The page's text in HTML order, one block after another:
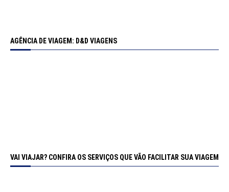
AGÊNCIA DE VIAGEM: D&D VIAGENS
VAI VIAJAR? CONFIRA OS SERVIÇOS QUE VÃO FACILITAR SUA VIAGEM